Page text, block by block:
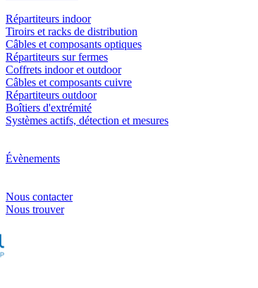
Répartiteurs indoor
Tiroirs et racks de distribution
Câbles et composants optiques
Répartiteurs sur fermes
Coffrets indoor et outdoor
Câbles et composants cuivre
Répartiteurs outdoor
Boîtiers d'extrémité
Systèmes actifs, détection et mesures
Évènements
Nous contacter
Nous trouver